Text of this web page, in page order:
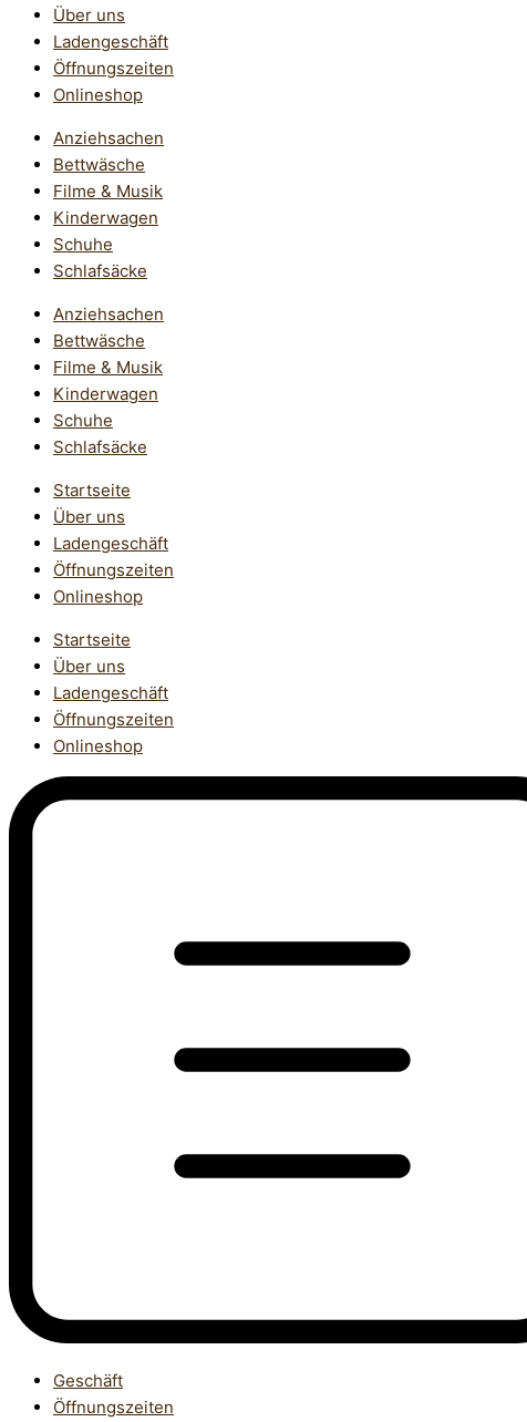
Über uns
Ladengeschäft
Öffnungszeiten
Onlineshop
Anziehsachen
Bettwäsche
Filme & Musik
Kinderwagen
Schuhe
Schlafsäcke
Anziehsachen
Bettwäsche
Filme & Musik
Kinderwagen
Schuhe
Schlafsäcke
Startseite
Über uns
Ladengeschäft
Öffnungszeiten
Onlineshop
Startseite
Über uns
Ladengeschäft
Öffnungszeiten
Onlineshop
Geschäft
Öffnungszeiten